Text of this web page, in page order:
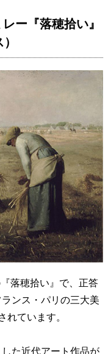
ー『落穂拾い』
落穂拾い』で、正答
ンス・パリの三大美
れています。
た近代アート作品が